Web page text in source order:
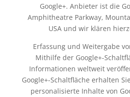
Google+. Anbieter ist die
Amphitheatre Parkway,
USA und wir klären
Erfassung und Weitergabe
Mithilfe der Google+-
Informationen weltweit
Google+-Schaltfläche erhalten
personalisierte Inhalte von